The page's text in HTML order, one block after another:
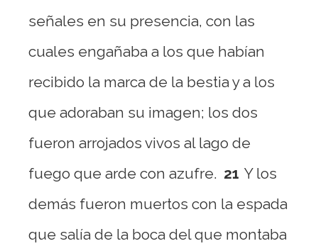
señales en su presencia, con las
cuales engañaba a los que habían
recibido la marca de la bestia y a los
que adoraban su imagen; los dos
fueron arrojados vivos al lago de
fuego que arde con azufre. 21 Y los
demás fueron muertos con la espada
que salía de la boca del que montaba